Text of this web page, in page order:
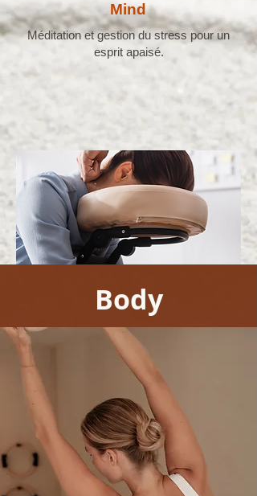
Mind
Méditation et gestion du stress pour un
esprit apaisé.
Détente
Massages et relaxation pour un
moment de bien-être instantané.
Body